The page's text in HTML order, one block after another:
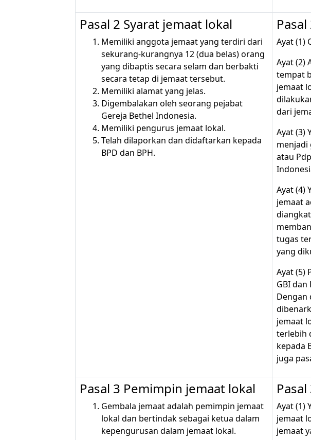
Pasal 2 Syarat jemaat lokal
Memiliki anggota jemaat yang terdiri dari
sekurang-kurangnya 12 (dua belas) orang
yang dibaptis secara selam dan berbakti
secara tetap di jemaat tersebut.
Memiliki alamat yang jelas.
Digembalakan oleh seorang pejabat
Gereja Bethel Indonesia.
Memiliki pengurus jemaat lokal.
Telah dilaporkan dan didaftarkan kepada
BPD dan BPH.
Ayat (1)
Ayat (2)
tempat
jemaat
dari
Ayat (3)
menjadi
atau
Ayat (4)
jemaat
tugas
yang
Ayat (5)
GBI dan
Dengan
jemaat
terlebih
kepada
juga
Pasal 3 Pemimpin jemaat lokal
Gembala jemaat adalah pemimpin jemaat
lokal dan bertindak sebagai ketua dalam
kepengurusan dalam jemaat lokal.
Ayat (1)
jemaat
jemaat